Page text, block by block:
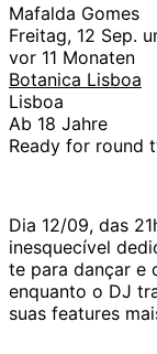
Mafalda Gomes
Freitag, 12 Sep.
vor 11 Monaten
Botanica Lisboa
Lisboa
Ab 18 Jahre
Ready for round
Dia 12/09, das
inesquecível
te para dançar e
enquanto o DJ
suas features